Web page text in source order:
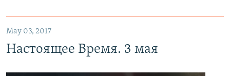
May 03, 2017
Настоящее Время. 3 мая